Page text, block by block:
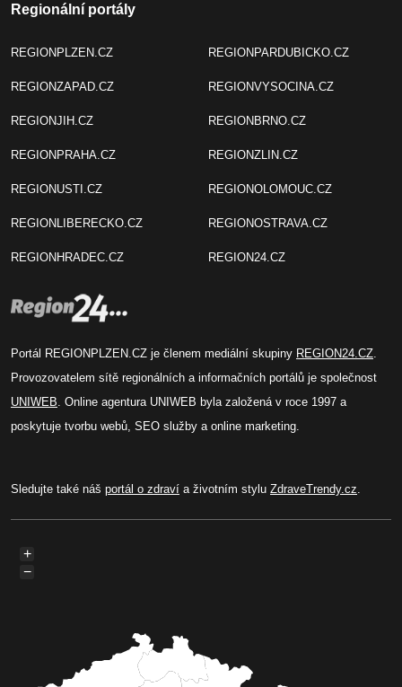
Regionální portály
REGIONPLZEN.CZ
REGIONZAPAD.CZ
REGIONJIH.CZ
REGIONPRAHA.CZ
REGIONUSTI.CZ
REGIONLIBERECKO.CZ
REGIONHRADEC.CZ
REGIONPARDUBICKO.CZ
REGIONVYSOCINA.CZ
REGIONBRNO.CZ
REGIONZLIN.CZ
REGIONOLOMOUC.CZ
REGIONOSTRAVA.CZ
REGION24.CZ
Portál REGIONPLZEN.CZ je členem mediální skupiny REGION24.CZ
Provozovatelem sítě regionálních a informačních portálů je společnost
UNIWEB . Online agentura UNIWEB byla založená v roce 1997 a
poskytuje tvorbu webů, SEO služby a online marketing.
Sledujte také náš portál o zdraví a životním stylu ZdraveTrendy.cz
+
−